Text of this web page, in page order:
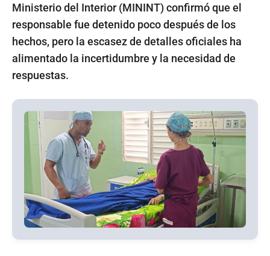
Ministerio del Interior (MININT) confirmó que el
responsable fue detenido poco después de los
hechos, pero la escasez de detalles oficiales ha
alimentado la incertidumbre y la necesidad de
respuestas.